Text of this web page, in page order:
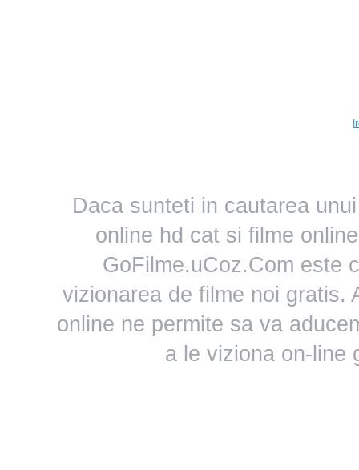
Daca sunteti in cautarea
online hd cat si filme
GoFilme.uCoz.Com este
vizionarea de filme noi gratis.
online ne permite sa va
a le viziona on-line